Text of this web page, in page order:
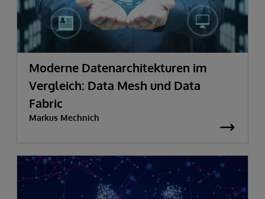
Moderne Datenarchitekturen im
Vergleich: Data Mesh und Data
Fabric
Markus Mechnich